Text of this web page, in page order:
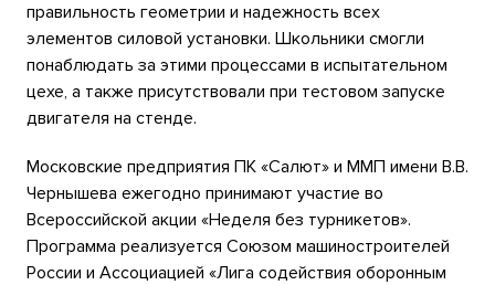
правильность геометрии и надежность всех
элементов силовой установки. Школьники смогли
понаблюдать за этими процессами в испытательном
цехе, а также присутствовали при тестовом запуске
двигателя на стенде.
Московские предприятия ПК «Салют» и ММП имени В.В.
Чернышева ежегодно принимают участие во
Всероссийской акции «Неделя без турникетов».
Программа реализуется Союзом машиностроителей
России и Ассоциацией «Лига содействия оборонным